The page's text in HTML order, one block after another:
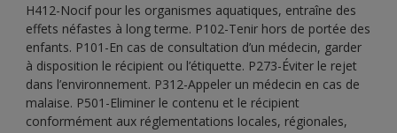
H412-Nocif pour les organismes aquatiques, entraîne des
effets néfastes à long terme. P102-Tenir hors de portée des
enfants. P101-En cas de consultation d’un médecin, garder
à disposition le récipient ou l’étiquette. P273-Éviter le rejet
dans l’environnement. P312-Appeler un médecin en cas de
malaise. P501-Eliminer le contenu et le récipient
conformément aux réglementations locales, régionales,